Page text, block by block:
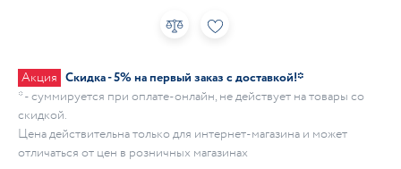
Акция Скидка - 5% на первый заказ с доставкой!*
* - суммируется при оплате-онлайн, не действует на товары со
скидкой.
Цена действительна только для интернет-магазина и может
отличаться от цен в розничных магазинах